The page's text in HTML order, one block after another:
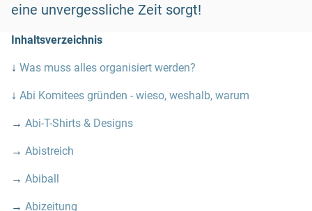
eine unvergessliche Zeit sorgt!
Inhaltsverzeichnis
↓ Was muss alles organisiert werden?
↓ Abi Komitees gründen - wieso, weshalb, warum
→ Abi-T-Shirts & Designs
→ Abistreich
→ Abiball
→ Abizeitung